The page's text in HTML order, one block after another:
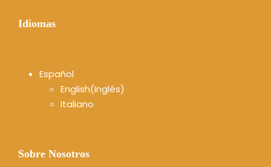
Idiomas
Español
English(Inglés)
Italiano
Sobre Nosotros